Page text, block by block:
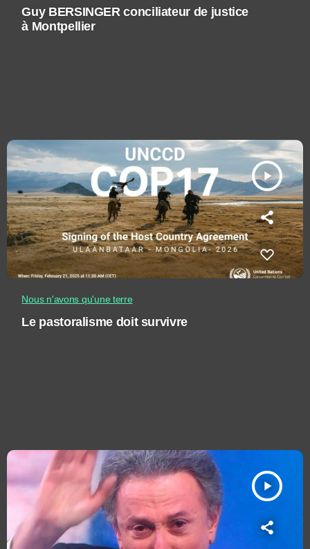
Guy BERSINGER conciliateur de justice
à Montpellier
play_arrow
Nous n'avons qu'une terre
Le pastoralisme doit survivre
play_arrow